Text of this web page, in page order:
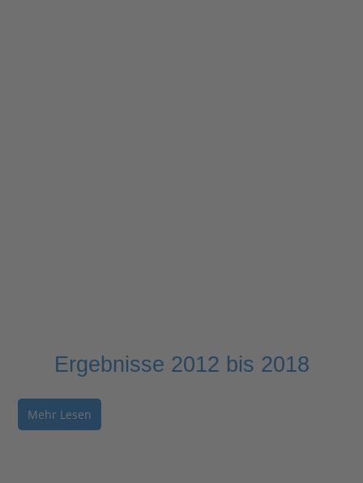
Ergebnisse 2012 bis 2018
Mehr Lesen